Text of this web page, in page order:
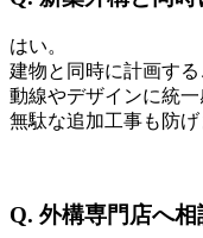
はい。
建物と同時に計画する
動線やデザインに統一
無駄な追加工事も防げ
Q. 外構専門店へ